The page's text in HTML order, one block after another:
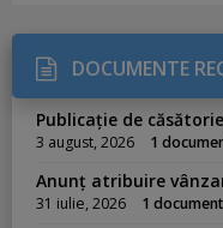
DOCUMENTE
Publicație de
3 august, 2026 1
Anunț atribuire
31 iulie, 2026 1 document